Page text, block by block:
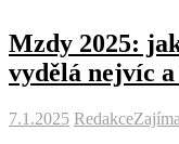
Mzdy 2025:
vydělá nejvíc
7.1.2025 Redakce